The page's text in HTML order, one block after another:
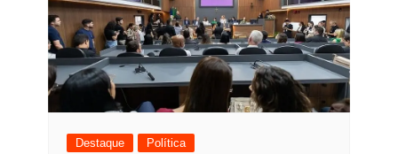
Destaque Política